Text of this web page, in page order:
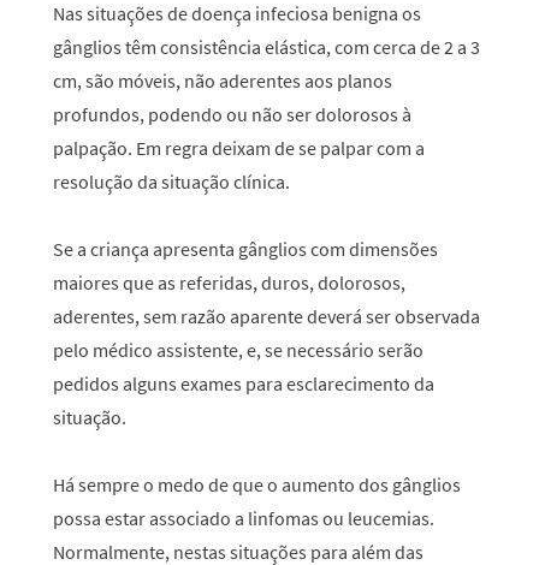
Nas situações de doença infeciosa benigna os
gânglios têm consistência elástica, com cerca de 2 a 3
cm, são móveis, não aderentes aos planos
profundos, podendo ou não ser dolorosos à
palpação. Em regra deixam de se palpar com a
resolução da situação clínica.
Se a criança apresenta gânglios com dimensões
maiores que as referidas, duros, dolorosos,
aderentes, sem razão aparente deverá ser observada
pelo médico assistente, e, se necessário serão
pedidos alguns exames para esclarecimento da
situação.
Há sempre o medo de que o aumento dos gânglios
possa estar associado a linfomas ou leucemias.
Normalmente, nestas situações para além das